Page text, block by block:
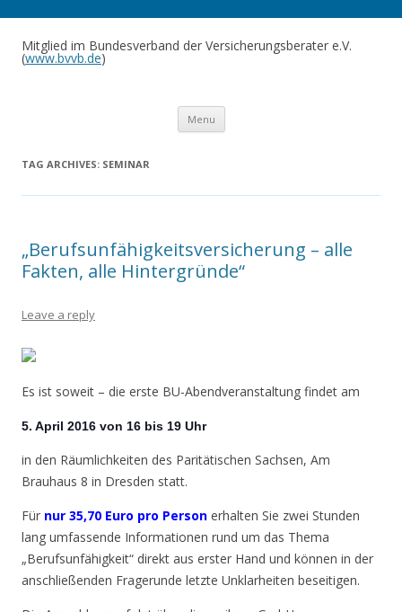
Mitglied im Bundesverband der Versicherungsberater e.V.
(www.bvvb.de)
Menu Skip to content
TAG ARCHIVES: SEMINAR
„Berufsunfähigkeitsversicherung – alle
Fakten, alle Hintergründe“
Leave a reply
Es ist soweit – die erste BU-Abendveranstaltung findet am
5. April 2016 von 16 bis 19 Uhr
in den Räumlichkeiten des Paritätischen Sachsen, Am
Brauhaus 8 in Dresden statt.
Für nur 35,70 Euro pro Person erhalten Sie zwei Stunden
lang umfassende Informationen rund um das Thema
„Berufsunfähigkeit“ direkt aus erster Hand und können in der
anschließenden Fragerunde letzte Unklarheiten beseitigen.